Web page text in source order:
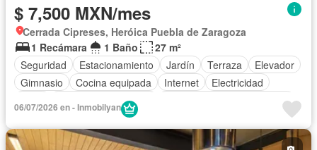
$ 7,500 MXN/mes
Cerrada Cipreses, Heróica Puebla de Zaragoza
1 Recámara
1 Baño
27 m²
Seguridad
Estacionamiento Jardín Terraza
Elevador
Gimnasio
Cocina equipada Internet
Electricidad
Recámara con closet Completamente amueblado
06/07/2026 en - Inmobilyan